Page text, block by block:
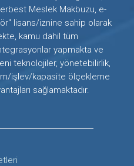
Meslek Makbuzu, e-
lisans/iznine sahip olarak
kamu dahil tüm
yapmakta ve
teknolojiler, yönetebilirlik,
işlev/kapasite ölçekleme
sağlamaktadır.